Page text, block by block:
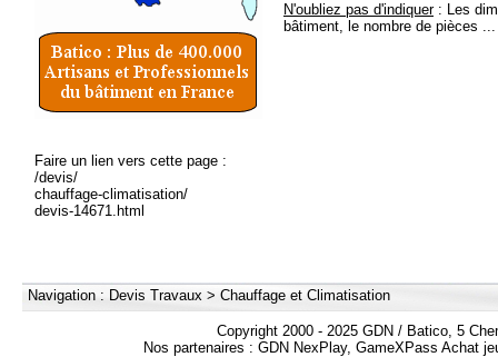
Faire un lien vers cette page :
/devis/
chauffage-climatisation/
devis-14671.html
N'oubliez pas d'indiquer: Les
bâtiment, le nombre de pièces ...
Navigation : Devis Travaux > Chauffage et Climatisation
Copyright 2000 - 2025 GDN / Batico, 5
Nos partenaires : GDN NexPlay, GameXPass Achat